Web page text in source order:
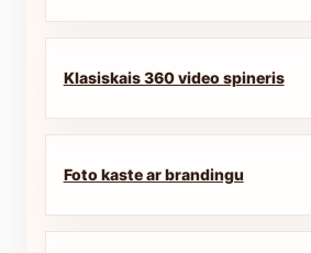
Klasiskais 360 video spineris
Foto kaste ar brandingu